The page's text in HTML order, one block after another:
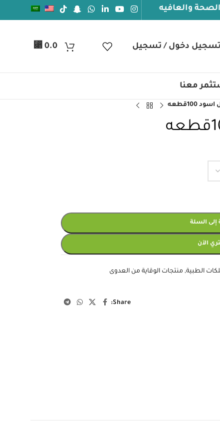
تسجيل دخول / تسجيل ⃁0.0
معنا
100قطعه
إلى السلة
الآن
الطبية, منتجات الوقاية من العدوى
Share: